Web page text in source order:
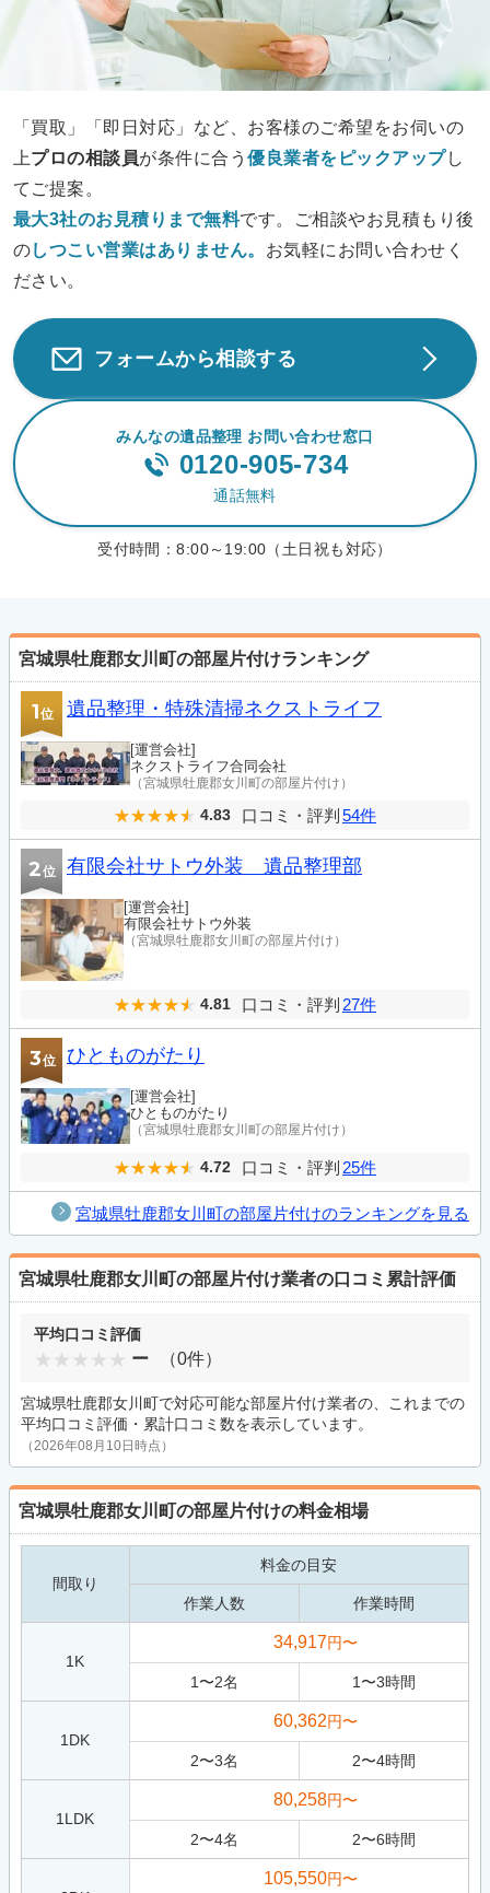
「買取」「即日対応」など、お客様のご希望をお伺いの
上プロの相談員が条件に合う優良業者をピックアップし
てご提案。
最大3社のお見積りまで無料です。ご相談やお見積もり後
のしつこい営業はありません。 お気軽にお問い合わせく
ださい。
フォームから相談する
みんなの遺品整理 お問い合わせ窓口
0120-905-734
通話無料
受付時間：8:00～19:00（土日祝も対応）
宮城県牡鹿郡女川町の部屋片付けランキング
1位 遺品整理・特殊清掃ネクストライフ
[運営会社]
ネクストライフ合同会社
（宮城県牡鹿郡女川町の部屋片付け）
4.83 口コミ・評判 54件
2位 有限会社サトウ外装 遺品整理部
[運営会社]
有限会社サトウ外装
（宮城県牡鹿郡女川町の部屋片付け）
4.81 口コミ・評判 27件
3位 ひとものがたり
[運営会社]
ひとものがたり
（宮城県牡鹿郡女川町の部屋片付け）
4.72 口コミ・評判 25件
宮城県牡鹿郡女川町の部屋片付けのランキングを見る
宮城県牡鹿郡女川町の部屋片付け業者の口コミ累計評価
平均口コミ評価
ー （0件）
宮城県牡鹿郡女川町で対応可能な部屋片付け業者の、これまでの
平均口コミ評価・累計口コミ数を表示しています。
（2026年08月10日時点）
宮城県牡鹿郡女川町の部屋片付けの料金相場
間取り
料金の目安
作業人数 作業時間
1K
34,917円〜
1 〜2名 1 〜3時間
1DK
60,362円〜
2〜3名 2〜4時間
1LDK
80,258円〜
2〜4名 2〜6時間
105,550円〜